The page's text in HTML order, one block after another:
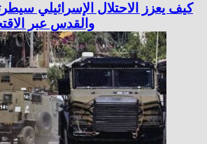
كيف يعزز الاحتلال الإسرائيلي
والقدس عبر